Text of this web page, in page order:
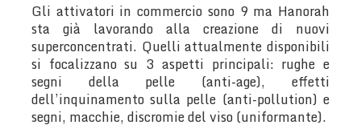
Gli attivatori in commercio sono 9 ma Hanorah
sta già lavorando alla creazione di nuovi
superconcentrati. Quelli attualmente disponibili
si focalizzano su 3 aspetti principali: rughe e
segni della pelle (anti-age), effetti
dell’inquinamento sulla pelle (anti-pollution) e
segni, macchie, discromie del viso (uniformante).